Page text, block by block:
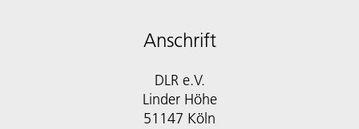
Anschrift
DLR e.V.
Linder Höhe
51147 Köln